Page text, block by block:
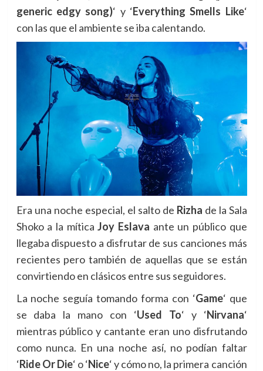
generic edgy song)‘ y ‘Everything Smells Like‘
con las que el ambiente se iba calentando.
Era una noche especial, el salto de Rizha de la Sala
Shoko a la míticaJoy Eslava ante un público que
llegaba dispuesto a disfrutar de sus canciones más
recientes pero también de aquellas que se están
convirtiendo en clásicos entre sus seguidores.
La noche seguía tomando forma con ‘Game‘ que
se daba la mano con ‘Used To‘ y ‘Nirvana‘
mientras público y cantante eran uno disfrutando
como nunca. En una noche así, no podían faltar
‘Ride Or Die‘ o ‘Nice‘ y cómo no, la primera canción